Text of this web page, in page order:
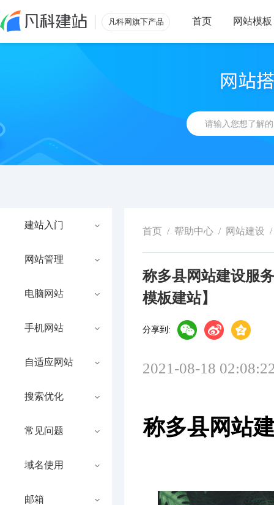
凡科网旗下产品 首页 网站模板
建站入门
网站管理
电脑网站
手机网站
自适应网站
搜索优化
常见问题
域名使用
邮箱
首页 / 帮助中心 / 网站建设 /
称多县网站建设服
模板建站】
分享到:
2021-08-18
称多县网站